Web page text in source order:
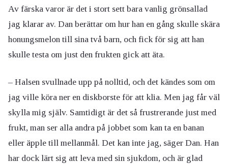
Av färska varor är det i stort sett bara vanlig grönsallad
jag klarar av. Dan berättar om hur han en gång skulle skära
honungsmelon till sina två barn, och fick för sig att han
skulle testa om just den frukten gick att äta.
– Halsen svullnade upp på nolltid, och det kändes som om
jag ville köra ner en diskborste för att klia. Men jag får väl
skylla mig själv. Samtidigt är det så frustrerande just med
frukt, man ser alla andra på jobbet som kan ta en banan
eller äpple till mellanmål. Det kan inte jag, säger Dan. Han
har dock lärt sig att leva med sin sjukdom, och är glad